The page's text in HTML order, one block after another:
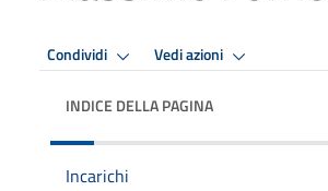
Condividi Vedi azioni
INDICE DELLA PAGINA
Incarichi